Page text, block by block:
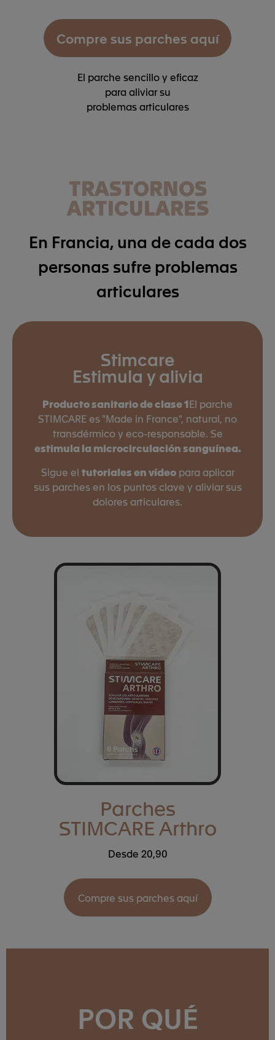
Compre sus parches aquí
El parche sencillo y eficaz
para aliviar su
problemas articulares
TRASTORNOS
ARTICULARES
En Francia, una de cada dos
personas sufre problemas
articulares
Stimcare
Estimula y alivia
Producto sanitario de clase 1El parche
STIMCARE es "Made in France", natural, no
transdérmico y eco-responsable. Se
estimula la microcirculación sanguínea.
Sigue el tutoriales en vídeopara aplicar
sus parches en los puntos clave y aliviar sus
dolores articulares.
Parches
STIMCARE Arthro
Desde 20,90
Compre sus parches aquí
POR QUÉ